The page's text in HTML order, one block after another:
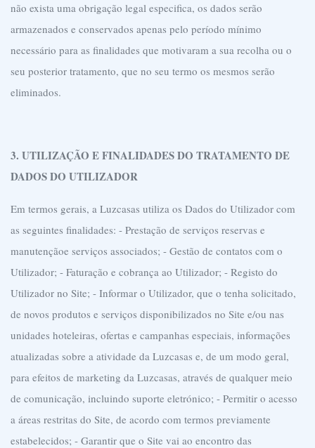
não exista uma obrigação legal especifica, os dados serão
armazenados e conservados apenas pelo período mínimo
necessário para as finalidades que motivaram a sua recolha ou o
seu posterior tratamento, que no seu termo os mesmos serão
eliminados.
3. UTILIZAÇÃO E FINALIDADES DO TRATAMENTO DE
DADOS DO UTILIZADOR
Em termos gerais, a Luzcasas utiliza os Dados do Utilizador com
as seguintes finalidades: - Prestação de serviços reservas e
manutençãoe serviços associados; - Gestão de contatos com o
Utilizador; - Faturação e cobrança ao Utilizador; - Registo do
Utilizador no Site; - Informar o Utilizador, que o tenha solicitado,
de novos produtos e serviços disponibilizados no Site e/ou nas
unidades hoteleiras, ofertas e campanhas especiais, informações
atualizadas sobre a atividade da Luzcasas e, de um modo geral,
para efeitos de marketing da Luzcasas, através de qualquer meio
de comunicação, incluindo suporte eletrónico; - Permitir o acesso
a áreas restritas do Site, de acordo com termos previamente
estabelecidos; - Garantir que o Site vai ao encontro das